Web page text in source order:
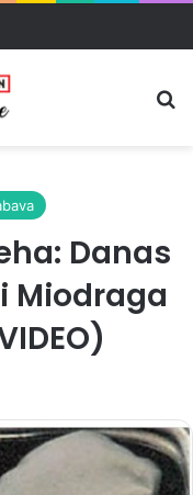
Danas
Miodraga